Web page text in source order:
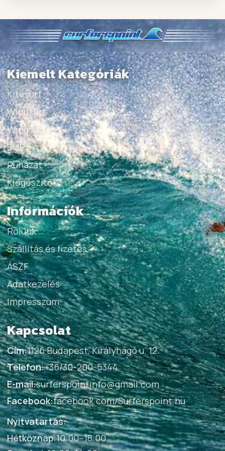
Kiemelt Kategóriák
Kitesurf
Windsurf
Wingsurf
SUP
Ruházat
Kiegészítők
Információk
Rólunk
Szállítás és fizetés
ÁSZF
Adatkezelés
Impresszum
Kapcsolat
Cím:1126 Budapest, Királyhágó u. 12.
Telefon:+36/30-200-5344
E-mail:surferspointinfo@gmail.com
Facebook:facebook.com/Surferspoint.hu
Nyitvatartás:
Hétköznap:10:00–18:00